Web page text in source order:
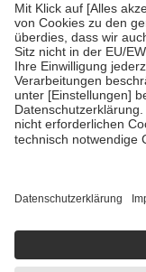
fallenkeine
• Kindern und
mit Ausnahme der
• Untersuchungen zur
GKV getragen werden
• empfohlenen
• Harn- und
getroffen, um
https://
Einige Bilder und